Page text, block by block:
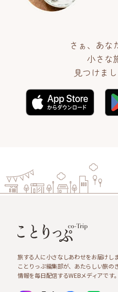
さぁ、あな
小さな
見つけま
旅する人に小さなしあわせをお届けしま
ことりっぷ編集部が、あたらしい旅の
情報を毎日配信するWEBメディアです。